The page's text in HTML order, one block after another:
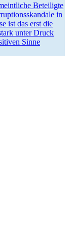
Betei­ligte
in
ist das erst die
unter Druck
Sinne